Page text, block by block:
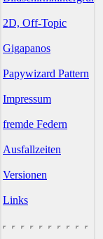
2D, Off-Topic
Gigapanos
Papywizard Pattern
Impressum
fremde Federn
Ausfallzeiten
Versionen
Links